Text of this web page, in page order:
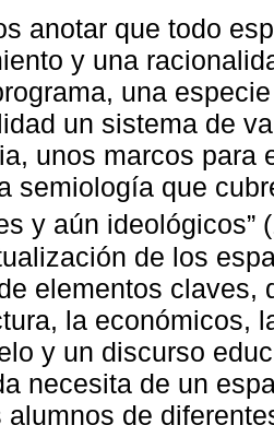
anotar que todo
y una
una
un sistema de
unos marcos para
semiología que
y aún ideológicos”
de los
elementos claves,
la económicos,
y un discurso
necesita de un
alumnos de